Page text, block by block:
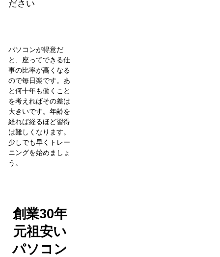
ださい
パソコンが得意だ
と、座ってできる仕
事の比率が高くなる
ので毎日楽です。あ
と何十年も働くこと
を考えればその差は
大きいです。年齢を
経れば経るほど習得
は難しくなります。
少しでも早くトレー
ニングを始めましょ
う。
創業30年
元祖安い
パソコン